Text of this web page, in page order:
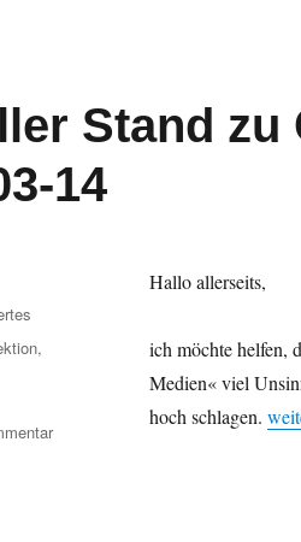
Stand zu
14
Hallo allerseits,
ich möchte helfen,
Medien« viel
hoch schlagen.
,
zu